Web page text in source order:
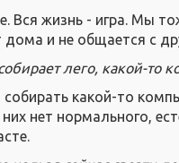
Вся жизнь - игра. Мы
дома и не общается с
лего, какой-то
какой-то
нет нормального,